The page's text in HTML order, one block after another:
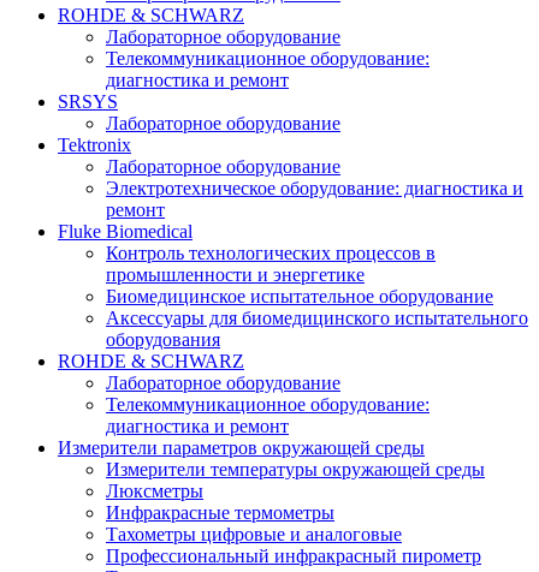
ROHDE & SCHWARZ
Лабораторное оборудование
Телекоммуникационное оборудование:
диагностика и ремонт
SRSYS
Лабораторное оборудование
Tektronix
Лабораторное оборудование
Электротехническое оборудование: диагностика и
ремонт
Fluke Biomedical
Контроль технологических процессов в
промышленности и энергетике
Биомедицинское испытательное оборудование
Аксессуары для биомедицинского испытательного
оборудования
ROHDE & SCHWARZ
Лабораторное оборудование
Телекоммуникационное оборудование:
диагностика и ремонт
Измерители параметров окружающей среды
Измерители температуры окружающей среды
Люксметры
Инфракрасные термометры
Тахометры цифровые и аналоговые
Профессиональный инфракрасный пирометр